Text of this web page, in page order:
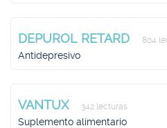
DEPUROL RETARD 804
Antidepresivo
VANTUX 342 lecturas
Suplemento alimentario